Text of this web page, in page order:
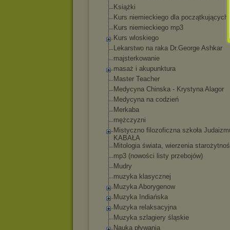
Książki
Kurs niemieckiego dla początkujących
Kurs niemieckiego mp3
Kurs wloskiego
Lekarstwo na raka Dr.George Ashkar
majsterkowanie
masaż i akupunktura
Master Teacher
Medycyna Chinska - Krystyna Alagor
Medycyna na codzień
Merkaba
mężczyzni
Mistyczno filozoficzna szkoła
KABAŁA
Mitologia świata, wierzenia
mp3 (nowości listy przebojów)
Mudry
muzyka klasycznej
Muzyka Aborygenow
Muzyka Indiańska
Muzyka relaksacyjna
Muzyka szlagiery śląskie
Nauka pływania